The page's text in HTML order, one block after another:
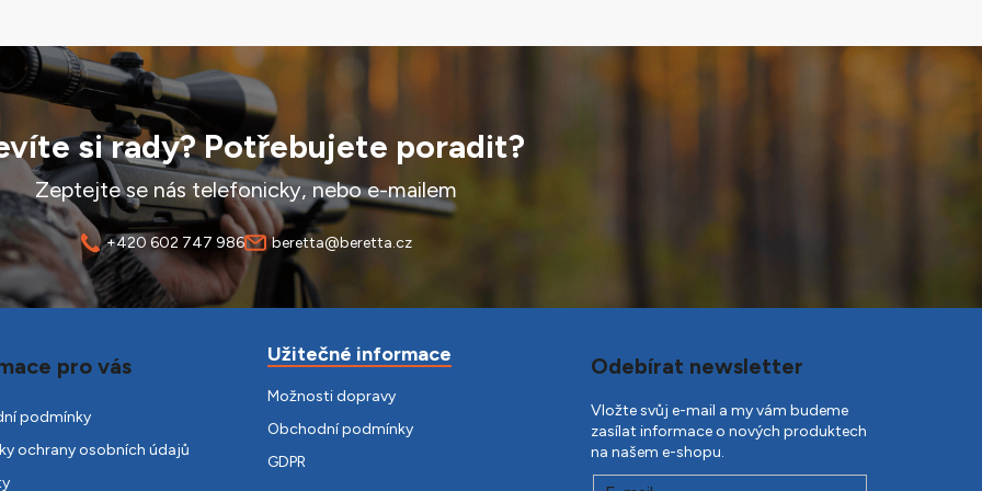
si rady? Potřebujete poradit?
Zeptejte se nás telefonicky, nebo e-mailem
+420 602 747 986 beretta@beretta.cz
pro vás
podmínky
ochrany osobních údajů
Užitečné informace
Možnosti dopravy
Obchodní podmínky
GDPR
Odebírat newsletter
Vložte svůj e-mail a my vám budeme
zasílat informace o nových produktech
na našem e-shopu.